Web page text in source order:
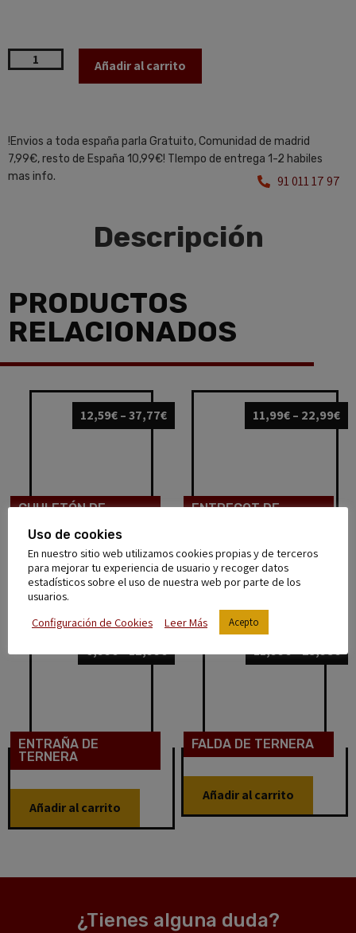
Añadir al carrito
!Envios a toda españa parla Gratuito, Comunidad de madrid
7,99€, resto de España 10,99€! TIempo de entrega 1-2 habiles
mas info.
91 011 17 97
Descripción
PRODUCTOS
RELACIONADOS
12,59€–37,77€
CHULETÓN DE
Peso 600g A 700g ud 17,99K
Añadir al carrito
11,99€– 22,99€
ENTRECOT DE
Añadir al carrito
6,99€–12,99€
ENTRAÑA DE
TERNERA
Añadir al carrito
11,99€–23,98€
FALDA DE TERNERA
Añadir al carrito
¿Tienes alguna duda?
Uso de cookies
En nuestro sitio web utilizamos cookies propias y de terceros
para mejorar tu experiencia de usuario y recoger datos
estadísticos sobre el uso de nuestra web por parte de los
usuarios.
Configuración de Cookies
Leer Más Acepto